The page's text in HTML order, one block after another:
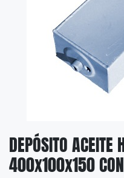
DEPÓSITO
400x100x150